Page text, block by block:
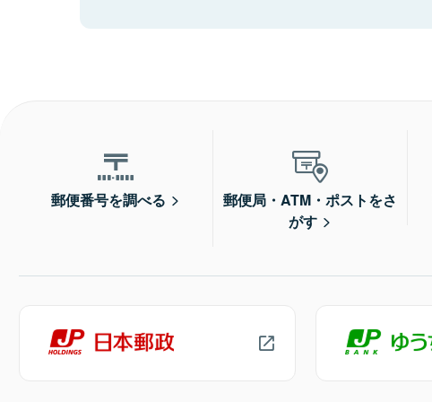
郵便番号を調べる
郵便局・ATM・ポストをさ
がす